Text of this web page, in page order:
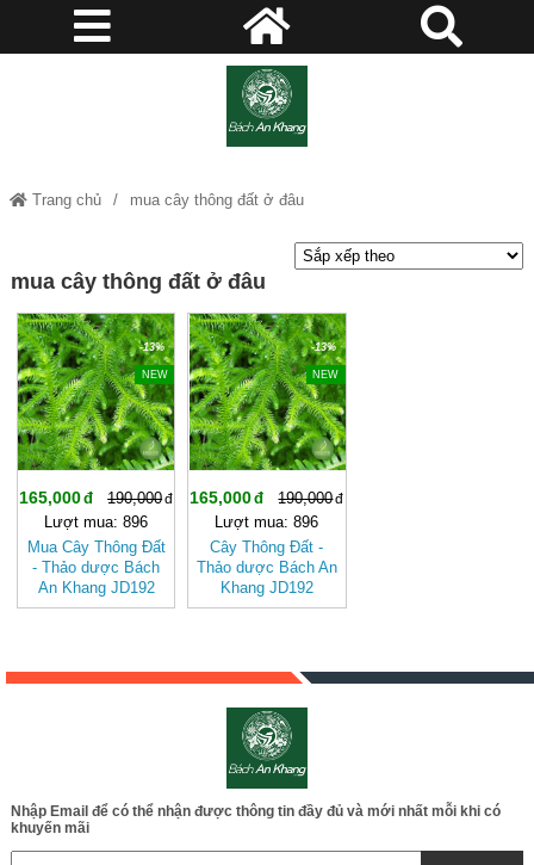
Trang chủ mua cây thông đất ở đâu
mua cây thông đất ở đâu
-13%
NEW
165,000
190,000
Lượt mua: 896
Mua Cây Thông Đất
- Thảo dược Bách
An Khang JD192
caythongdat v2
-13%
NEW
165,000
190,000
Lượt mua: 896
Cây Thông Đất -
Thảo dược Bách An
Khang JD192
caythongdat
Nhập Email để có thể nhận được thông tin đầy đủ và mới nhất mỗi khi có
khuyến mãi